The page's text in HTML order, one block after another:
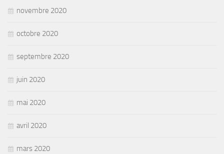
novembre 2020
octobre 2020
septembre 2020
juin 2020
mai 2020
avril 2020
mars 2020